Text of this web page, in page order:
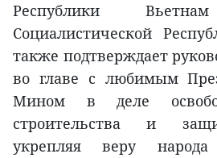
Республики
Социалистической
также подтверждает
во главе с любимым
Мином в деле
строительства и
укрепляя веру